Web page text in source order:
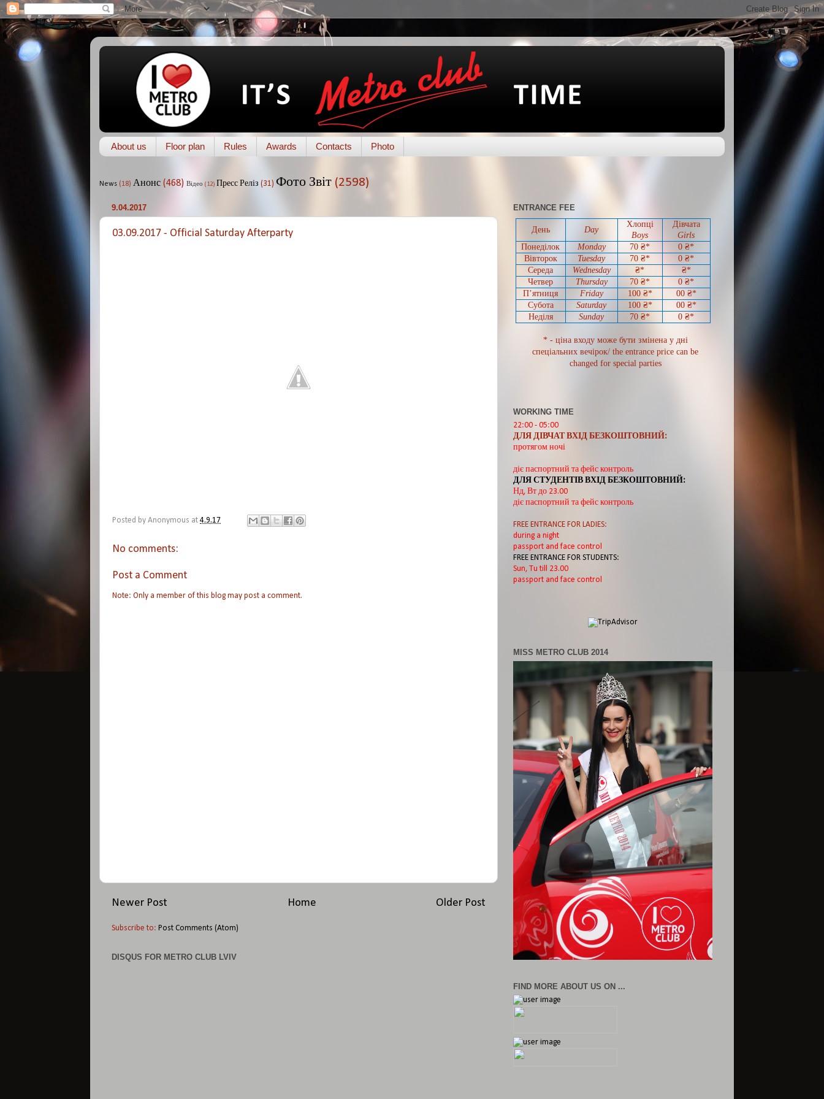
About us Floor plan Rules Awards Contacts Photo
News (18) Анонс (468) Відео (12) Пресс Реліз (31) Фото Звіт (2598)
9.04.2017
03.09.2017 - Official Saturday Afterparty
Posted by Anonymous at 4.9.17
No comments:
Post a Comment
Note: Only a member of this blog may post a comment.
Newer Post Older Post
Home
Subscribe to: Post Comments (Atom)
DISQUS FOR METRO CLUB LVIV
ENTRANCE FEE
День Day
Хлопці
Boys
Дівчата
Girls
Понеділок
Monday 70 ₴* 0 ₴*
Вівторок
Tuesday 70 ₴* 0 ₴*
Середа
Wednesday ₴*
₴*
Четвер
Thursday 70 ₴* 0 ₴*
П’ятниця
Friday 100 ₴* 00₴*
Субота
Saturday 100 ₴* 00₴*
Неділя
Sunday 70 ₴* 0 ₴*
* - ціна входу може бути змінена у дні
спеціальних вечірок/ the entrance price can be
changed for special parties
WORKING TIME
22:00 - 05:00
ДЛЯ ДІВЧАТ ВХІД БЕЗКОШТОВНИЙ:
протягом ночі
діє паспортний та фейс контроль
ДЛЯ СТУДЕНТІВ ВХІД БЕЗКОШТОВНИЙ:
Нд, Вт до 23.00
діє паспортний та фейс контроль
FREE ENTRANCE FOR LADIES:
during a night
passport and face control
FREE ENTRANCE FOR STUDENTS:
Sun, Tu till 23.00
passport and face control
MISS METRO CLUB 2014
FIND MORE ABOUT US ON ...